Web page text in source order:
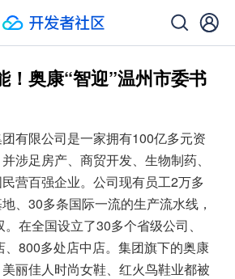
！奥康“智迎”温州市委书
团有限公司是一家拥有100亿多元资
涉足房产、商贸开发、生物制药、
营百强企业。公司现有员工2万多
、30多条国际一流的生产流水线，
在全国设立了30多个省级公司、
800多处店中店。集团旗下的奥康
丽佳人时尚女鞋、红火鸟鞋业都被